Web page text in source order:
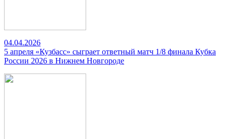
04.04.2026
5 апреля «Кузбасс» сыграет ответный матч 1/8 финала Кубка
России 2026 в Нижнем Новгороде